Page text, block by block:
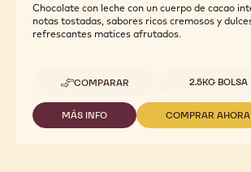
Chocolate con leche con un cuerpo de cacao
notas tostadas, sabores ricos cremosos y
refrescantes matices afrutados.
COMPARAR
-
ARRIBA
Tamaños2.5KG BOLSA
MÁS INFO
-
COMPRAR AHORA
-